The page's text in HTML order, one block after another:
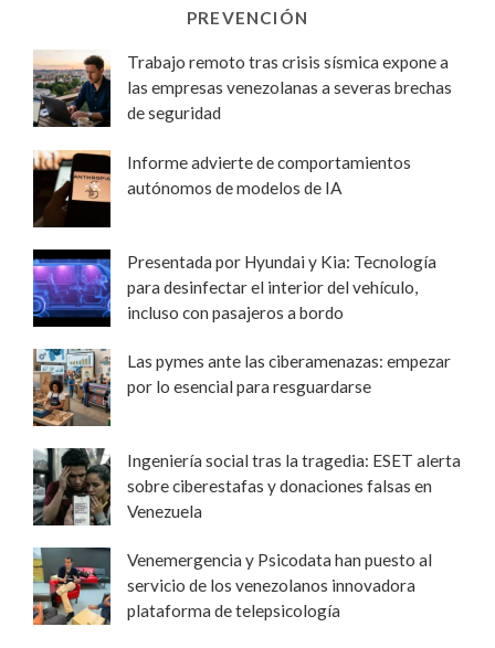
PREVENCIÓN
Trabajo remoto tras crisis sísmica expone a
las empresas venezolanas a severas brechas
de seguridad
Informe advierte de comportamientos
autónomos de modelos de IA
Presentada por Hyundai y Kia: Tecnología
para desinfectar el interior del vehículo,
incluso con pasajeros a bordo
Las pymes ante las ciberamenazas: empezar
por lo esencial para resguardarse
Ingeniería social tras la tragedia: ESET alerta
sobre ciberestafas y donaciones falsas en
Venezuela
Venemergencia y Psicodata han puesto al
servicio de los venezolanos innovadora
plataforma de telepsicología